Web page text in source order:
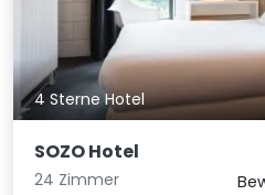
4 Sterne Hotel
SOZO Hotel
24 Zimmer